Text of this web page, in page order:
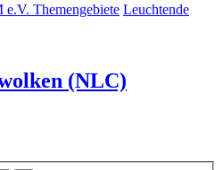
Themengebiete Leuchtende
(NLC)